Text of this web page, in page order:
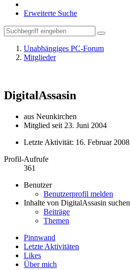
Erweiterte Suche
Unabhängiges PC-Forum
Mitglieder
DigitalAssasin
aus Neunkirchen
Mitglied seit 23. Juni 2004
Letzte Aktivität: 16. Februar 2008
Profil-Aufrufe
361
Benutzer
Benutzerprofil melden
Inhalte von DigitalAssasin suchen
Beiträge
Themen
Pinnwand
Letzte Aktivitäten
Likes
Über mich